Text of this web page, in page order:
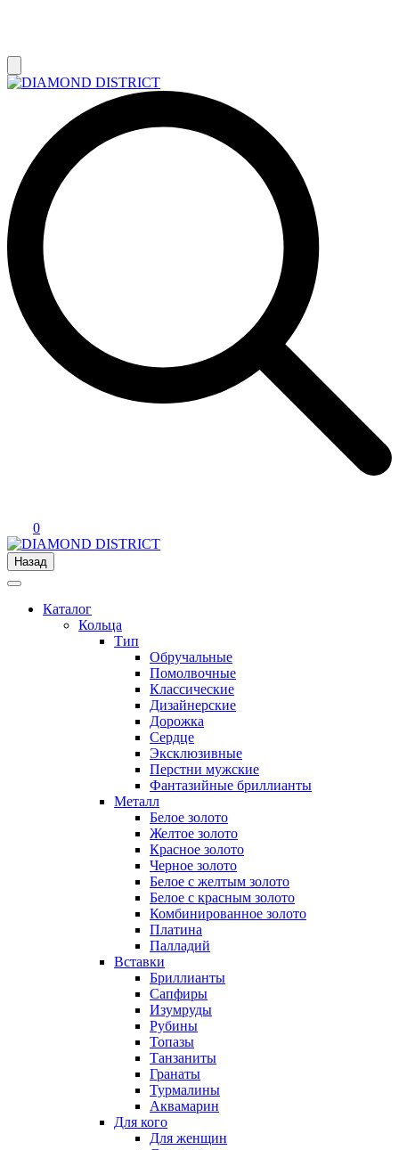
0
Назад
Каталог
Кольца
Тип
Обручальные
Помолвочные
Классические
Дизайнерские
Дорожка
Сердце
Эксклюзивные
Перстни мужские
Фантазийные бриллианты
Металл
Белое золото
Желтое золото
Красное золото
Черное золото
Белое с желтым золото
Белое с красным золото
Комбинированное золото
Платина
Палладий
Вставки
Бриллианты
Сапфиры
Изумруды
Рубины
Топазы
Танзаниты
Гранаты
Турмалины
Аквамарин
Для кого
Для женщин